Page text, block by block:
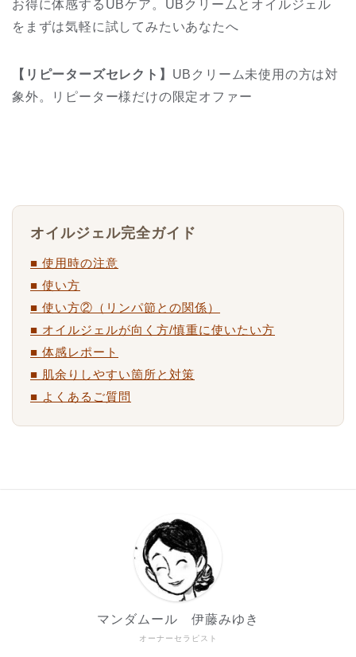
お得に体感するUBケア。UBクリームとオイルジェル
をまずは気軽に試してみたいあなたへ
【リピーターズセレクト】 UBクリーム未使用の方は対
象外。リピーター様だけの限定オファー
オイルジェル完全ガイド
■ 使用時の注意
■ 使い方
■ 使い方②（リンパ節との関係）
■ オイルジェルが向く方/慎重に使いたい方
■ 体感レポート
■ 肌余りしやすい箇所と対策
■ よくあるご質問
オーナーセラピスト
マンダムール 伊藤みゆき